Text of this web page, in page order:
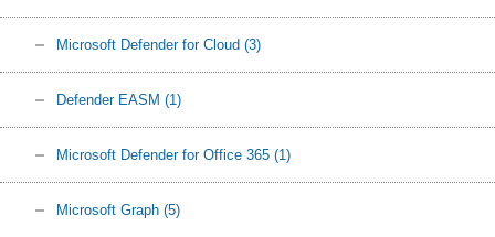
Microsoft Defender for Cloud (3)
Defender EASM (1)
Microsoft Defender for Office 365 (1)
Microsoft Graph (5)